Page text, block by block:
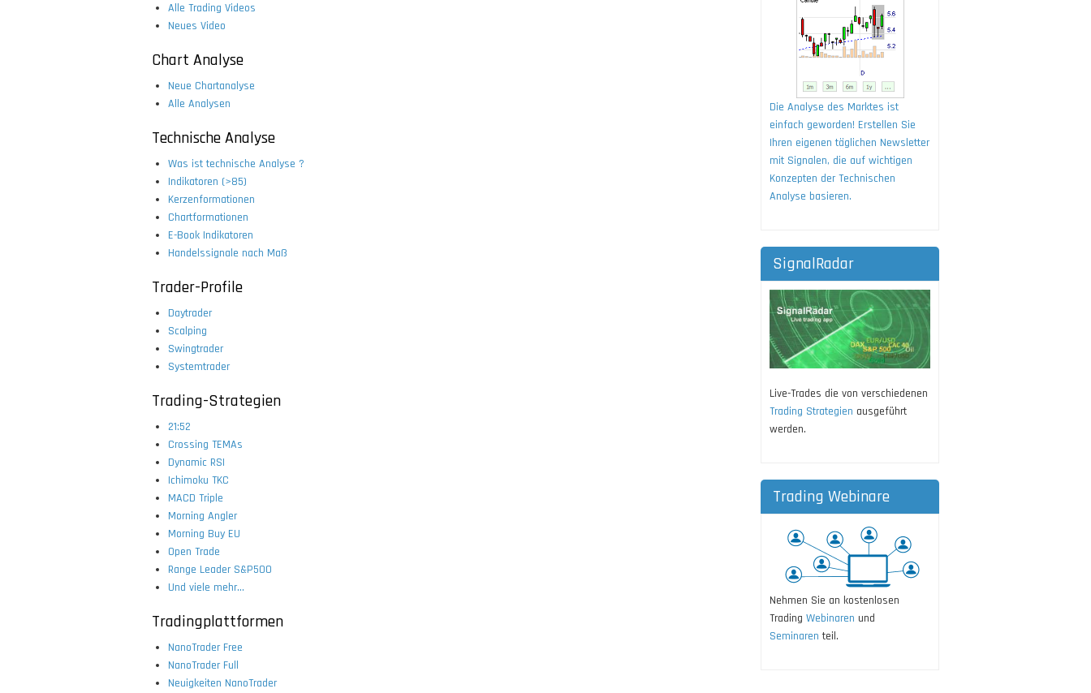
Alle Trading Videos
Neues Video
Chart Analyse
Neue Chartanalyse
Alle Analysen
Technische Analyse
Was ist technische Analyse ?
Indikatoren (>85)
Kerzenformationen
Chartformationen
E-Book Indikatoren
Handelssignale nach Maß
Trader-Profile
Daytrader
Scalping
Swingtrader
Systemtrader
Trading-Strategien
21:52
Crossing TEMAs
Dynamic RSI
Ichimoku TKC
MACD Triple
Morning Angler
Morning Buy EU
Open Trade
Range Leader S&P500
Und viele mehr...
Tradingplattformen
NanoTrader Free
NanoTrader Full
Neuigkeiten NanoTrader
Die Analyse des Marktes ist
einfach geworden! Erstellen Sie
Ihren eigenen täglichen Newsletter
mit Signalen, die auf wichtigen
Konzepten der Technischen
Analyse basieren.
SignalRadar
Live-Trades die von verschiedenen
Trading Strategien ausgeführt
werden.
Trading Webinare
Nehmen Sie an kostenlosen
Trading Webinaren und
Seminaren teil.